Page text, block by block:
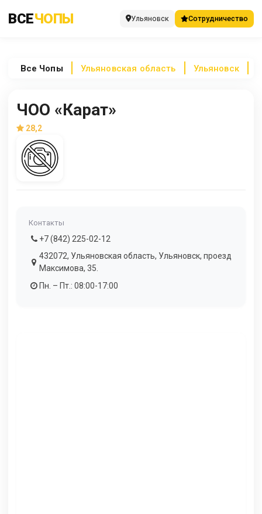
ВСЕЧОПЫ Ульяновск Сотрудничество
Все Чопы Ульяновская область Ульяновск
ЧОО «Карат»
28,2
Контакты
+7 (842) 225-02-12
432072, Ульяновская область, Ульяновск, проезд
Максимова, 35.
Пн. – Пт.: 08:00-17:00